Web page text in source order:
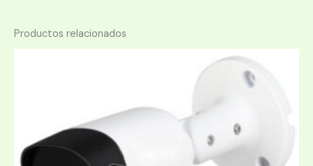
Productos relacionados